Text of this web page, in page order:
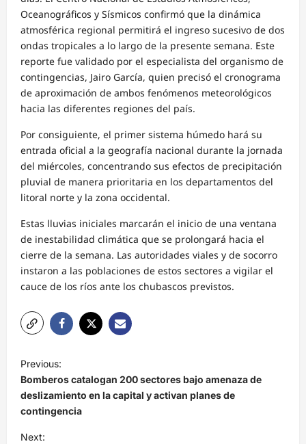
Oceanográficos y Sísmicos confirmó que la dinámica
atmosférica regional permitirá el ingreso sucesivo de dos
ondas tropicales a lo largo de la presente semana. Este
reporte fue validado por el especialista del organismo de
contingencias, Jairo García, quien precisó el cronograma
de aproximación de ambos fenómenos meteorológicos
hacia las diferentes regiones del país.
Por consiguiente, el primer sistema húmedo hará su
entrada oficial a la geografía nacional durante la jornada
del miércoles, concentrando sus efectos de precipitación
pluvial de manera prioritaria en los departamentos del
litoral norte y la zona occidental.
Estas lluvias iniciales marcarán el inicio de una ventana
de inestabilidad climática que se prolongará hacia el
cierre de la semana. Las autoridades viales y de socorro
instaron a las poblaciones de estos sectores a vigilar el
cauce de los ríos ante los chubascos previstos.
a
v
e
g
Previous:
Bomberos catalogan 200 sectores bajo amenaza de
deslizamiento en la capital y activan planes de
contingencia
Next: